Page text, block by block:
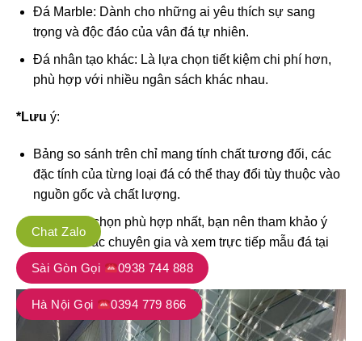
Đá Marble: Dành cho những ai yêu thích sự sang
trọng và độc đáo của vân đá tự nhiên.
Đá nhân tạo khác: Là lựa chọn tiết kiệm chi phí hơn,
phù hợp với nhiều ngân sách khác nhau.
*Lưu ý:
Bảng so sánh trên chỉ mang tính chất tương đối, các
đặc tính của từng loại đá có thể thay đổi tùy thuộc vào
nguồn gốc và chất lượng.
Để có lựa chọn phù hợp nhất, bạn nên tham khảo ý
kiến của các chuyên gia và xem trực tiếp mẫu đá tại
các showroom.
Chat Zalo
Sài Gòn Gọi 0938 744 888
Hà Nội Gọi 0394 779 866